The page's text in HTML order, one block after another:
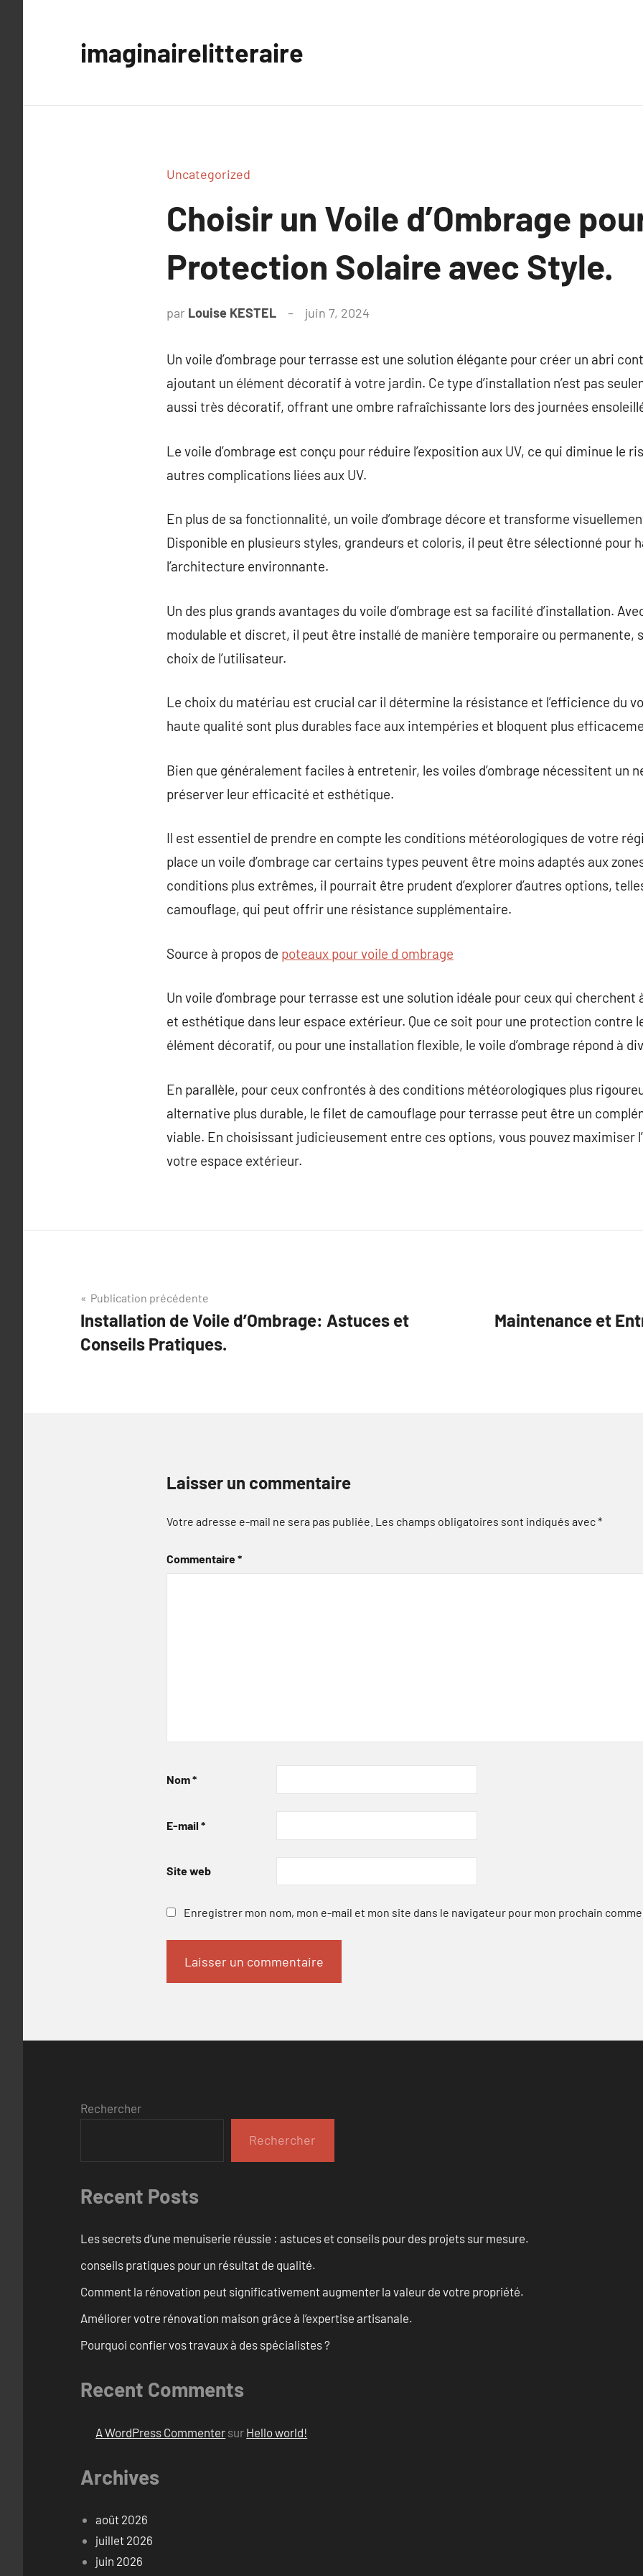
imaginairelitteraire
Uncategorized
Choisir un Voile d’Ombrage
Protection Solaire avec Style.
par Louise KESTEL juin 7, 2024
Un voile d’ombrage pour terrasse est une solution élégante pour créer un abri
ajoutant un élément décoratif à votre jardin. Ce type d’installation n’est pas
aussi très décoratif, offrant une ombre rafraîchissante lors des journées
Le voile d’ombrage est conçu pour réduire l’exposition aux UV, ce qui diminue le
autres complications liées aux UV.
En plus de sa fonctionnalité, un voile d’ombrage décore et transforme
Disponible en plusieurs styles, grandeurs et coloris, il peut être sélectionné pour
l’architecture environnante.
Un des plus grands avantages du voile d’ombrage est sa facilité d’installation.
modulable et discret, il peut être installé de manière temporaire ou permanente,
choix de l’utilisateur.
Le choix du matériau est crucial car il détermine la résistance et l’efficience du
haute qualité sont plus durables face aux intempéries et bloquent plus
Bien que généralement faciles à entretenir, les voiles d’ombrage nécessitent un
préserver leur efficacité et esthétique.
Il est essentiel de prendre en compte les conditions météorologiques de votre
place un voile d’ombrage car certains types peuvent être moins adaptés aux
conditions plus extrêmes, il pourrait être prudent d’explorer d’autres options,
camouflage, qui peut offrir une résistance supplémentaire.
Source à propos de poteaux pour voile d ombrage
Un voile d’ombrage pour terrasse est une solution idéale pour ceux qui
et esthétique dans leur espace extérieur. Que ce soit pour une protection contre
élément décoratif, ou pour une installation flexible, le voile d’ombrage répond à
En parallèle, pour ceux confrontés à des conditions météorologiques plus
alternative plus durable, le filet de camouflage pour terrasse peut être un
viable. En choisissant judicieusement entre ces options, vous pouvez maximiser
votre espace extérieur.
Navigation
de
l’article
Publication précédente
Installation de Voile d’Ombrage: Astuces et
Conseils Pratiques.
Maintenance et
Laisser un commentaire
Votre adresse e-mail ne sera pas publiée. Les champs obligatoires sont indiqués avec*
Commentaire*
Nom*
E-mail *
Site web
Enregistrer mon nom, mon e-mail et mon site dans le navigateur pour mon prochain
Rechercher
Rechercher
Recent Posts
Les secrets d’une menuiserie réussie : astuces et conseils pour des projets sur mesure.
conseils pratiques pour un résultat de qualité.
Comment la rénovation peut significativement augmenter la valeur de votre propriété.
Améliorer votre rénovation maison grâce à l’expertise artisanale.
Pourquoi confier vos travaux à des spécialistes ?
Recent Comments
A WordPress Commenter sur Hello world!
Archives
août 2026
juillet 2026
juin 2026